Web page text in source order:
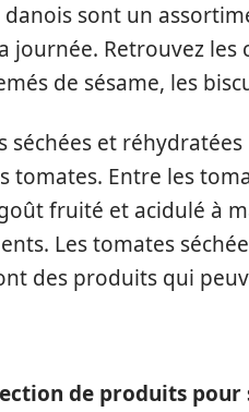
danois sont un
journée. Retrouvez les
de sésame, les
séchées et
tomates. Entre les
fruité et acidulé à
Les tomates
des produits qui
de produits pour